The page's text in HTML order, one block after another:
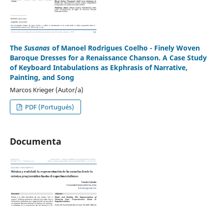
The Susanas of Manoel Rodrigues Coelho - Finely Woven
Baroque Dresses for a Renaissance Chanson. A Case Study
of Keyboard Intabulations as Ekphrasis of Narrative,
Painting, and Song
Marcos Krieger (Autor/a)
PDF (Portugués)
Documenta